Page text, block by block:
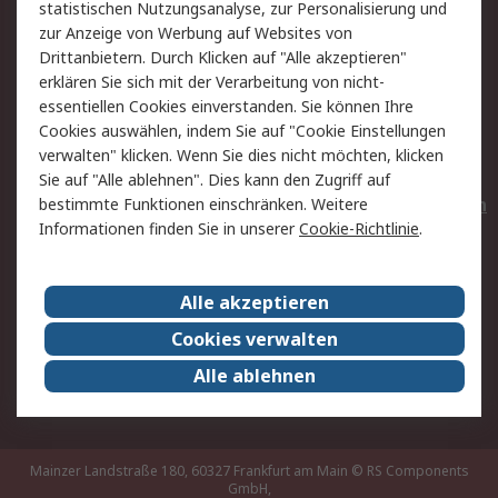
Hilfe
Privatkunden
Rechtliches
AGB
Datenschutz
Cookie-Richtlinie
Zahlungsbedingungen
Copyright/Impressum
Entsorgung
Elektrogeräte/Batterien
RS weltweit
Karriere bei RS
Nachhaltigkeit
Qualität/Umwelt/ZertifikatePresse-Center
Event-Center
Mainzer Landstraße 180, 60327 Frankfurt am Main © RS Components
GmbH,
statistischen Nutzungsanalyse, zur Personalisierung und
zur Anzeige von Werbung auf Websites von
Drittanbietern. Durch Klicken auf "Alle akzeptieren"
erklären Sie sich mit der Verarbeitung von nicht-
essentiellen Cookies einverstanden. Sie können Ihre
Cookies auswählen, indem Sie auf "Cookie Einstellungen
verwalten" klicken. Wenn Sie dies nicht möchten, klicken
Sie auf "Alle ablehnen". Dies kann den Zugriff auf
bestimmte Funktionen einschränken. Weitere
Informationen finden Sie in unsererCookie-Richtlinie.
Alle akzeptieren
Cookies verwalten
Alle ablehnen